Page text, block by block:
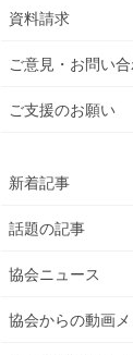
資料請求
ご意見・お問い
ご支援のお願い
新着記事
話題の記事
協会ニュース
協会からの動画